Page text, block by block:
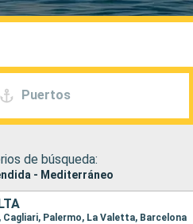
Puertos
de búsqueda:
- Mediterráneo
Palermo, La Valetta, Barcelona